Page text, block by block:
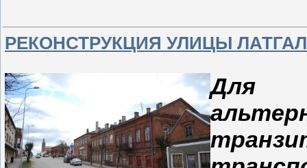
РЕКОНСТРУКЦИЯ УЛИЦЫ
Для